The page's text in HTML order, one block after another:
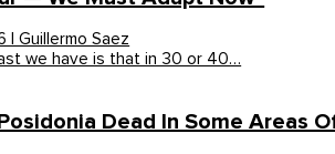
| Guillermo Saez
we have is that in 30 or 40…
Dead In Some Areas